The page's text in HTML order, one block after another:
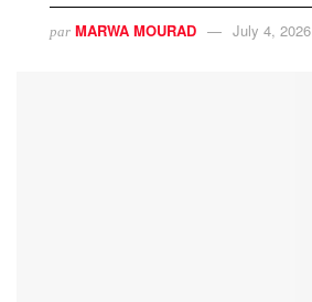
par MARWA MOURAD July 4, 2026